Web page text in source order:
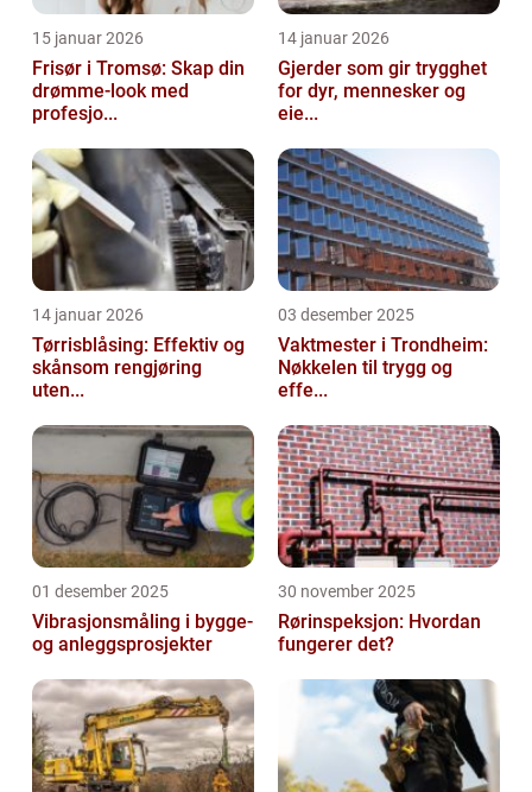
15 januar 2026
Frisør i Tromsø: Skap din
drømme-look med
profesjo...
14 januar 2026
Gjerder som gir trygghet
for dyr, mennesker og
eie...
14 januar 2026
Tørrisblåsing: Effektiv og
skånsom rengjøring
uten...
03 desember 2025
Vaktmester i Trondheim:
Nøkkelen til trygg og
effe...
01 desember 2025
Vibrasjonsmåling i bygge-
og anleggsprosjekter
30 november 2025
Rørinspeksjon: Hvordan
fungerer det?